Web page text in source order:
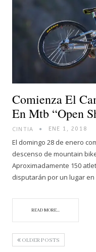
Comienza El
En Mtb “Open
CINTIA ENE 1, 2018
El domingo 28 de enero
descenso de mountain
Aproximadamente 150
disputarán por un lugar
READ MORE...
OLDER POSTS